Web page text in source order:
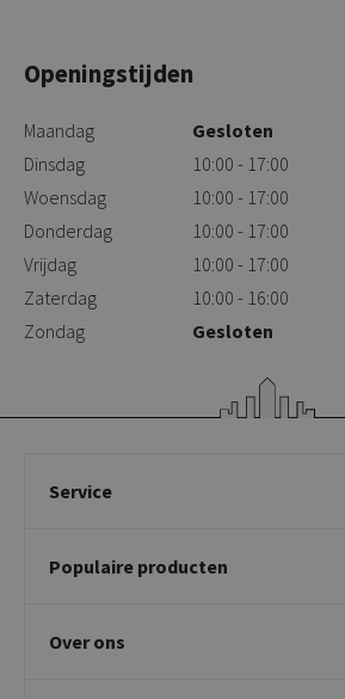
Openingstijden
Maandag
Gesloten
Dinsdag
10:00 - 17:00
Woensdag
10:00 - 17:00
Donderdag
10:00 - 17:00
Vrijdag
10:00 - 17:00
Zaterdag
10:00 - 16:00
Zondag
Gesloten
Service
Betalen & annuleren
Klachtafhandeling
Populaire producten
Draaibare eetkamerstoelen
Over ons